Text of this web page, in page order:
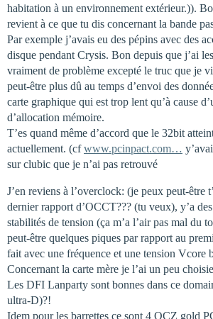
habitation à un environnement extérieur.)).
revient à ce que tu dis concernant la bande
Par exemple j’avais eu des pépins avec des
disque pendant Crysis. Bon depuis que j’ai
vraiment de problème excepté le truc que je
peut-être plus dû au temps d’envoi des
carte graphique qui est trop lent qu’à cause
d’allocation mémoire.
T’es quand même d’accord que le 32bit
actuellement. (cfwww.pcinpact.com…
sur clubic que je n’ai pas retrouvé
J’en reviens à l’overclock: (je peux peut-être
dernier rapport d’OCCT??? (tu veux), y’a
stabilités de tension (ça m’a l’air pas mal du
peut-être quelques piques par rapport au
fait avec une fréquence et une tension Vcore
Concernant la carte mère je l’ai un peu
Les DFI Lanparty sont bonnes dans ce
ultra-D)?!
Idem pour les barrettes ce sont 4 OCZ gold